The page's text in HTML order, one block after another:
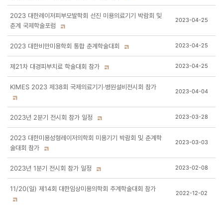
2023 대한레이저피부모발학회 선진 미용의료기기 박람회 및
춘계 국제학술포럼
2023-04-25
2023 대한비만미용학회 통합 춘계학술대회 2023-04-25
제21차 대경피부치료 학술대회 참가 2023-04-25
KIMES 2023 제38회 국제의료기기·병원설비전시회 참가
2023-04-04
2023년 2분기 전시회 참가 일정 2023-03-28
2023 대한미용성형레이저의학회 미용기기 박람회 및 춘계학
술대회 참가
2023-03-03
2023년 1분기 전시회 참가 일정 2023-02-08
11/20(일) 제14회 대한임상미용의학회 추계학술대회 참가
2022-12-02